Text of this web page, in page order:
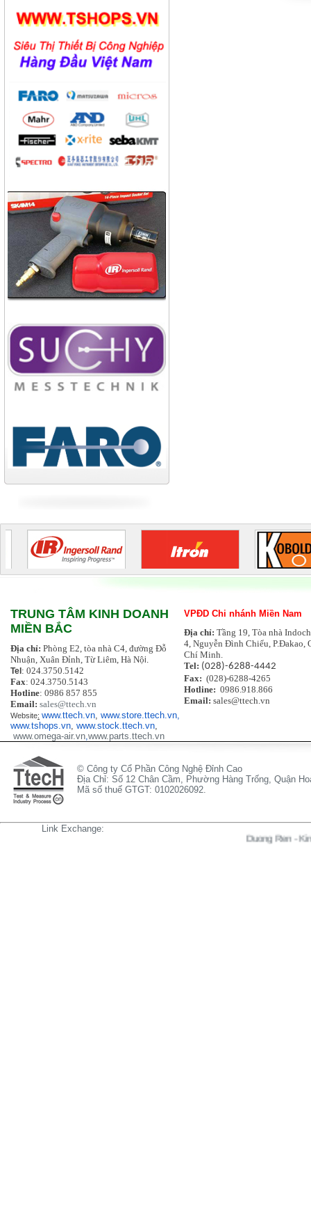
Công ty dược phẩm Becamex
Công ty bánh kẹo Hải Hà
Công ty bao bì Visy
Bình
Công ty gạch Thái Bình
Công ty thực phẩm Acecook
Nhà máy phân bón BACONCO
Công ty bia Thanh Hoa
Công ty TNHH Baw Heng
Steel Việt Nam
Công ty bia Việt Hà
Công ty TNHH công nghiệp
Broad Bright Sakura
Công ty xi măng Bút Sơn
Nhà máy cán thép Hòa Phát
Công ty TNHH cán thép Tam
Điệp
Tiếp tục cập nhật
TRUNG TÂM KINH DOANH
MIỀN BẮC
Địa chỉ: Phòng E2, tòa nhà C4, đường Đỗ
Nhuận, Xuân Đỉnh, Từ Liêm, Hà Nội.
Tel: 024.3750.5142
Fax: 024.3750.5143
Hotline: 0986 857 855
Email: sales@ttech.vn
Website: www.ttech.vn www.store.ttech.vn,
www.tshops.vn www.stock.ttech.vn
www.omega-air.vn www.parts.ttech.vn
VPĐD Chi nhánh Miền Nam
Địa chỉ: Tầng 19, Tòa nhà
4, Nguyễn Đình Chiểu, P.Đakao,
Chí Minh.
Tel: (028)-6288-4442
Fax: (028)-6288-4265
Hotline: 0986.918.866
Email: sales@ttech.vn
© Công ty Cổ Phần Công Nghệ Đỉnh Cao
Địa Chỉ: Số 12 Chân Cầm, Phường Hàng Trống, Quận
Mã số thuế GTGT: 0102026092.
Link Exchange:
Duong Ren-Kinh Hien